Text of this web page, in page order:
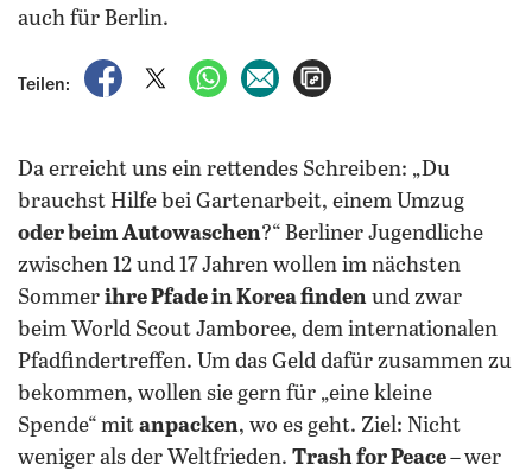
auch für Berlin.
Teilen:
auf Facebook teilen
auf X teilenper WhatsApp teilen
per E-Mail teilen
Da erreicht uns ein rettendes Schreiben: „Du
brauchst Hilfe bei Gartenarbeit, einem Umzug
oder beim Autowaschen?“ Berliner Jugendliche
zwischen 12 und 17 Jahren wollen im nächsten
Sommer ihre Pfade in Korea finden und zwar
beim World Scout Jamboree, dem internationalen
Pfadfindertreffen. Um das Geld dafür zusammen zu
bekommen, wollen sie gern für „eine kleine
Spende“ mit anpacken, wo es geht. Ziel: Nicht
weniger als der Weltfrieden. Trash for Peace –wer